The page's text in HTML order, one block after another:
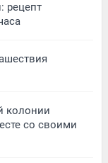
рецепт
колонии
со своими